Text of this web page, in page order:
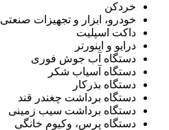
خردکن
خودرو، ابزار و تجهیزات صنعتی
داکت اسپلیت
درایو و اینورتر
دستگاه آب جوش فوری
دستگاه آسیاب شکر
دستگاه بذرکار
دستگاه برداشت چغندر قند
دستگاه برداشت سیب زمینی
دستگاه پرس، وکیوم خانگی